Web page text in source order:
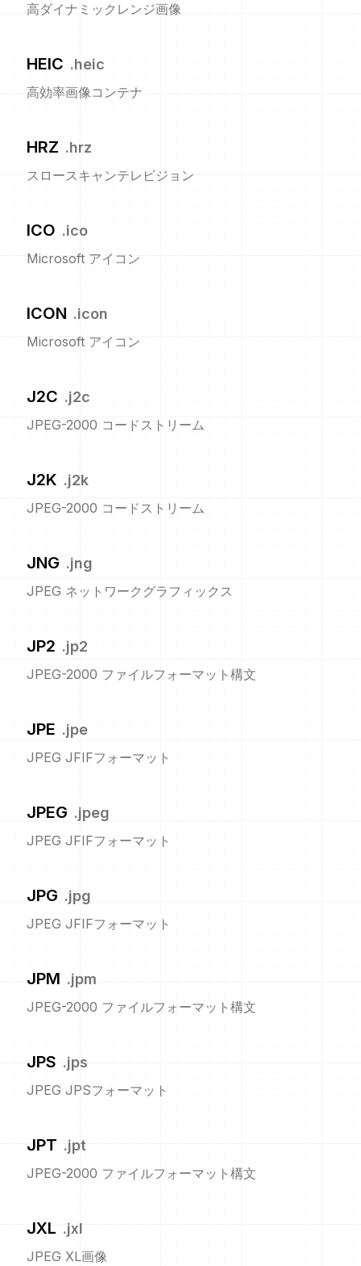
高ダイナミックレンジ画像
HEIC .heic
高効率画像コンテナ
HRZ .hrz
スロースキャンテレビジョン
ICO .ico
Microsoft アイコン
ICON .icon
Microsoft アイコン
J2C .j2c
JPEG-2000 コードストリーム
J2K .j2k
JPEG-2000 コードストリーム
JNG .jng
JPEG ネットワークグラフィックス
JP2 .jp2
JPEG-2000 ファイルフォーマット構文
JPE .jpe
JPEG JFIFフォーマット
JPEG .jpeg
JPEG JFIFフォーマット
JPG .jpg
JPEG JFIFフォーマット
JPM .jpm
JPEG-2000 ファイルフォーマット構文
JPS .jps
JPEG JPSフォーマット
JPT .jpt
JPEG-2000 ファイルフォーマット構文
JXL .jxl
JPEG XL画像